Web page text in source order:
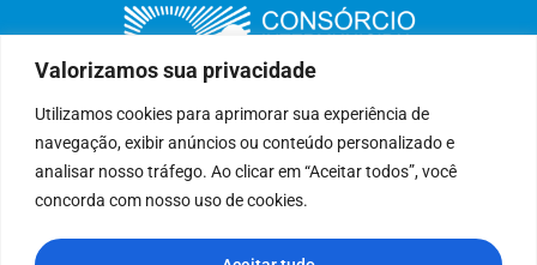
Valorizamos sua privacidade
Utilizamos cookies para aprimorar sua experiência de
navegação, exibir anúncios ou conteúdo personalizado e
analisar nosso tráfego. Ao clicar em “Aceitar todos”, você
concorda com nosso uso de cookies.
Delegatária (CILSJ)
Rua: Avenida Um, n° 01, Lote 01, Quadra 11
Bairro: Jardins de São Pedro